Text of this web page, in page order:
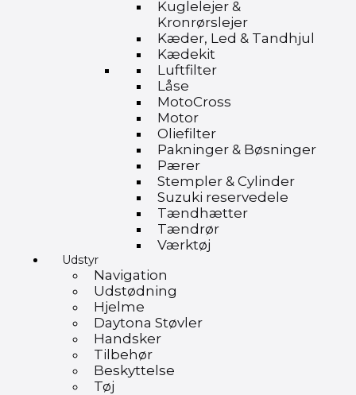
Kuglelejer &
Kronrørslejer
Kæder, Led & Tandhjul
Kædekit
Luftfilter
Låse
MotoCross
Motor
Oliefilter
Pakninger & Bøsninger
Pærer
Stempler & Cylinder
Suzuki reservedele
Tændhætter
Tændrør
Værktøj
Udstyr
Navigation
Udstødning
Hjelme
Daytona Støvler
Handsker
Tilbehør
Beskyttelse
Tøj